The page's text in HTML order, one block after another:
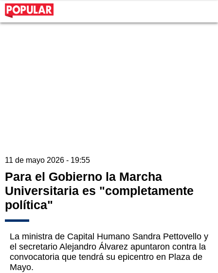
11 de mayo 2026 - 19:55
Para el Gobierno la Marcha
Universitaria es "completamente
política"
La ministra de Capital Humano Sandra Pettovello y
el secretario Alejandro Álvarez apuntaron contra la
convocatoria que tendrá su epicentro en Plaza de
Mayo.